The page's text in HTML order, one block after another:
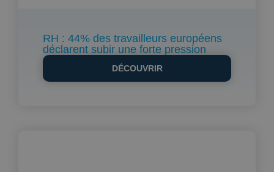
RH : 44% des travailleurs européens
déclarent subir une forte pression
DÉCOUVRIR